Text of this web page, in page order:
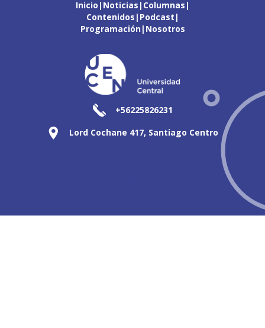
Inicio Noticias Columnas
Contenidos Podcast
Programación Nosotros
+56225826231
Lord Cochane 417, Santiago Centro